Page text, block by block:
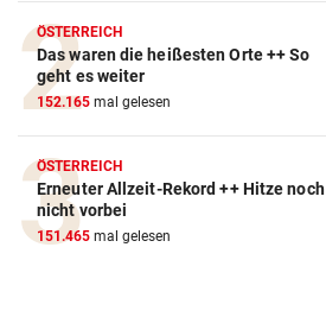
ÖSTERREICH
Das waren die heißesten Orte ++ So
geht es weiter
152.165 mal gelesen
ÖSTERREICH
Erneuter Allzeit-Rekord ++ Hitze noch
nicht vorbei
151.465 mal gelesen